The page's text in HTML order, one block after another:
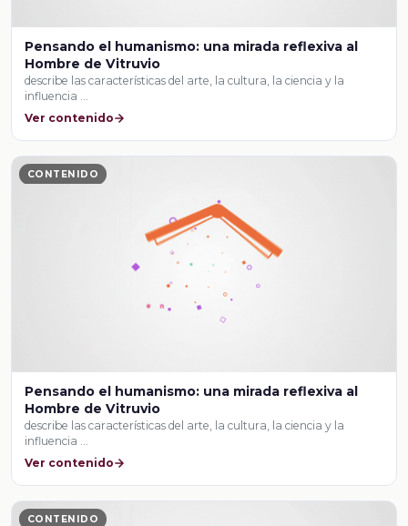
Pensando el humanismo: una mirada reflexiva al
Hombre de Vitruvio
describe las características del arte, la cultura, la ciencia y la
influencia …
Ver contenido
CONTENIDO
Pensando el humanismo: una mirada reflexiva al
Hombre de Vitruvio
describe las características del arte, la cultura, la ciencia y la
influencia …
Ver contenido
CONTENIDO